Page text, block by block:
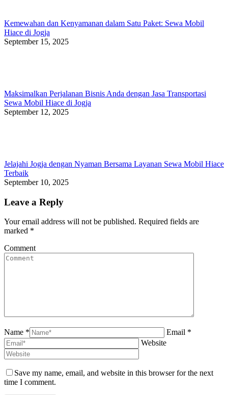
Kemewahan dan Kenyamanan dalam Satu Paket: Sewa Mobil
Hiace di Jogja
September 15, 2025
Maksimalkan Perjalanan Bisnis Anda dengan Jasa Transportasi
Sewa Mobil Hiace di Jogja
September 12, 2025
Jelajahi Jogja dengan Nyaman Bersama Layanan Sewa Mobil Hiace
Terbaik
September 10, 2025
Leave a Reply
Your email address will not be published. Required fields are
marked *
Comment
Name *
Email *
Website
Save my name, email, and website in this browser for the next
time I comment.